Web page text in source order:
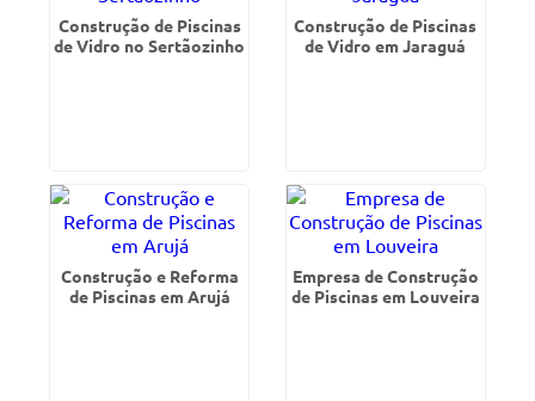
Construção de Piscinas
de Vidro no Sertãozinho
Construção de Piscinas
de Vidro em Jaraguá
Construção e Reforma
de Piscinas em Arujá
Empresa de Construção
de Piscinas em Louveira